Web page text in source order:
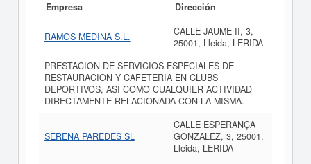
Empresa Dirección
RAMOS MEDINA S.L.
CALLE JAUME II, 3,
25001, Lleida, LERIDA
PRESTACION DE SERVICIOS ESPECIALES DE
RESTAURACION Y CAFETERIA EN CLUBS
DEPORTIVOS, ASI COMO CUALQUIER ACTIVIDAD
DIRECTAMENTE RELACIONADA CON LA MISMA.
SERENA PAREDES SL
CALLE ESPERANÇA
GONZALEZ, 3, 25001,
Lleida, LERIDA